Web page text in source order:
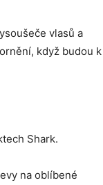
vlasů a
když budou k
Shark.
na oblíbené